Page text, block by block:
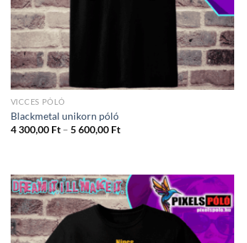
VICCES PÓLÓ
Blackmetal unikorn póló
4 300,00 Ft – 5 600,00 FtÁrtartomány:
600,00 Ft